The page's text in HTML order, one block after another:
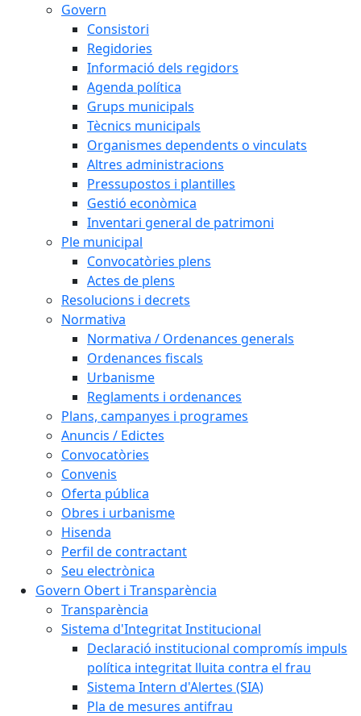
Govern
Consistori
Regidories
Informació dels regidors
Agenda política
Grups municipals
Tècnics municipals
Organismes dependents o vinculats
Altres administracions
Pressupostos i plantilles
Gestió econòmica
Inventari general de patrimoni
Ple municipal
Convocatòries plens
Actes de plens
Resolucions i decrets
Normativa
Normativa / Ordenances generals
Ordenances fiscals
Urbanisme
Reglaments i ordenances
Plans, campanyes i programes
Anuncis / Edictes
Convocatòries
Convenis
Oferta pública
Obres i urbanisme
Hisenda
Perfil de contractant
Seu electrònica
Govern Obert i Transparència
Transparència
Sistema d'Integritat Institucional
Declaració institucional compromís impuls
política integritat lluita contra el frau
Sistema Intern d'Alertes (SIA)
Pla de mesures antifrau